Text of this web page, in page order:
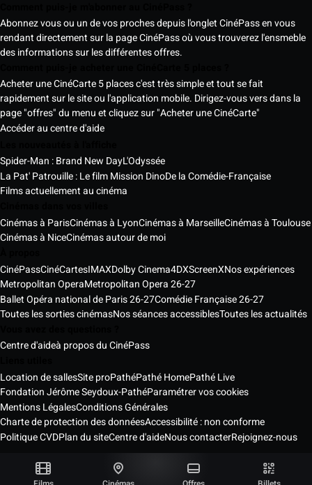
Abonnez vous ou un de vos proches depuis l'onglet CinéPass en vous
rendant directement sur la page CinéPass où vous trouverez l'ensmeble
des informations sur les différentes offres.
Acheter une CinéCarte 5 places c'est très simple et tout se fait
rapidement sur le site ou l'application mobile. Dirigez-vous vers dans la
page "offres" du menu et cliquez sur "Acheter une CinéCarte"
Accéder au centre d'aide
Spider-Man : Brand New DayL'Odyssée
La Pat' Patrouille : Le film Mission DinoDe la Comédie-Française
Films actuellement au cinéma
Cinémas à ParisCinémas à LyonCinémas à MarseilleCinémas à Toulouse
Cinémas à NiceCinémas autour de moi
CinéPassCinéCartesIMAXDolby Cinema4DXScreenXNos expériences
Metropolitan OperaMetropolitan Opera 26-27
Ballet Opéra national de Paris 26-27Comédie Française 26-27
Toutes les sorties cinémasNos séances accessiblesToutes les actualités
Centre d'aideà propos du CinéPass
Location de sallesSite proPathéPathé HomePathé Live
Fondation Jérôme Seydoux-PathéParamétrer vos cookies
Mentions LégalesConditions Générales
Charte de protection des donnéesAccessibilité : non conforme
Politique CVDPlan du siteCentre d'aideNous contacterRejoignez-nous
Pathé Cinémas Services © 2026